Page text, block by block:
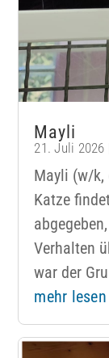
Mayli
21. Juli 2026
Mayli (w/k,
Katze
Verhalten
war der
mehr lesen